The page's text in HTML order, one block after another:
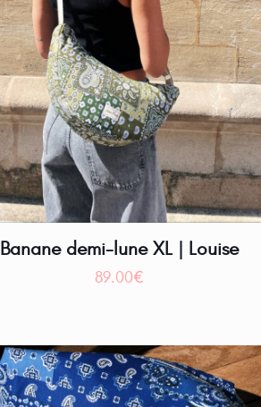
Banane demi-lune XL | Louise
89.00€